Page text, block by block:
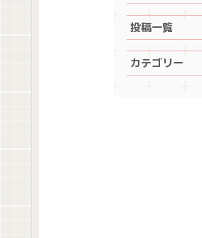
投稿一覧
カテゴリー